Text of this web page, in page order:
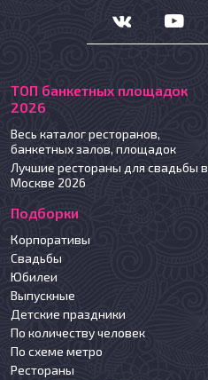
ТОП банкетных площадок
2026
Весь каталог ресторанов,
банкетных залов, площадок
Лучшие рестораны для свадьбы в
Москве 2026
Подборки
Корпоративы
Свадьбы
Юбилеи
Выпускные
Детские праздники
По количеству человек
По схеме метро
Рестораны